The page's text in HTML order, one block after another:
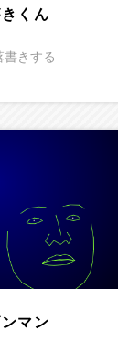
くん
書きする
マン